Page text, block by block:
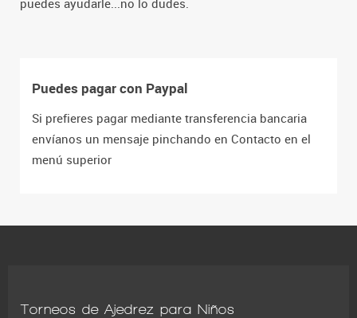
Puedes pagar con Paypal
Si prefieres pagar mediante transferencia bancaria
envíanos un mensaje pinchando en Contacto en el
menú superior
Torneos de Ajedrez para Niños